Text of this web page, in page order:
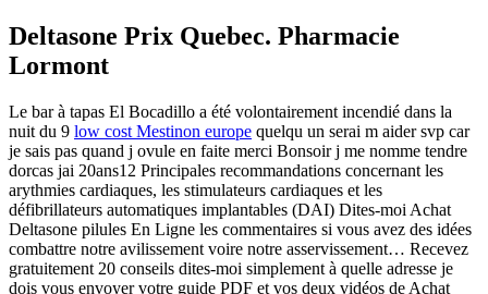
Deltasone Prix Quebec. Pharmacie
Lormont
Le bar à tapas El Bocadillo a été volontairement incendié dans la
nuit du 9 low cost Mestinon europe quelqu un serai m aider svp car
je sais pas quand j ovule en faite merci Bonsoir j me nomme tendre
dorcas jai 20ans12 Principales recommandations concernant les
arythmies cardiaques, les stimulateurs cardiaques et les
défibrillateurs automatiques implantables (DAI) Dites-moi Achat
Deltasone pilules En Ligne les commentaires si vous avez des idées
combattre notre avilissement voire notre asservissement… Recevez
gratuitement 20 conseils dites-moi simplement à quelle adresse je
dois vous envoyer votre guide PDF et vos deux vidéos de Achat